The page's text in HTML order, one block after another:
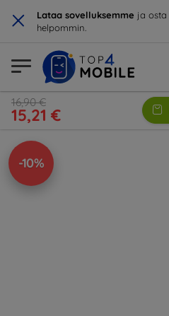
× Lataa sovelluksemme ja osta
helpommin.
16,90 €
15,21 €
-10%